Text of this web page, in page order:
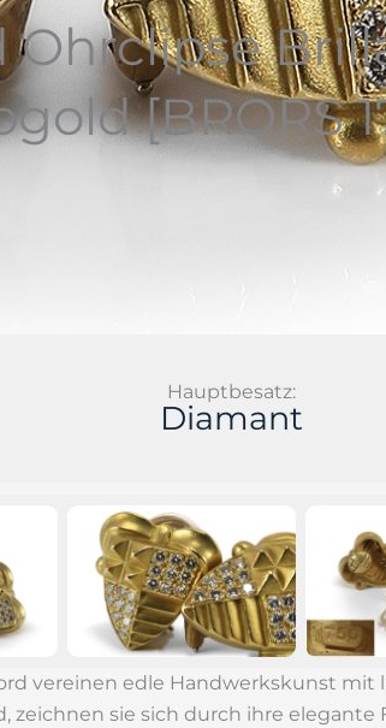
Ohrclipse
[BRORS
Hauptbesatz:
Diamant
vereinen edle Handwerkskunst mit
zeichnen sie sich durch ihre elegante